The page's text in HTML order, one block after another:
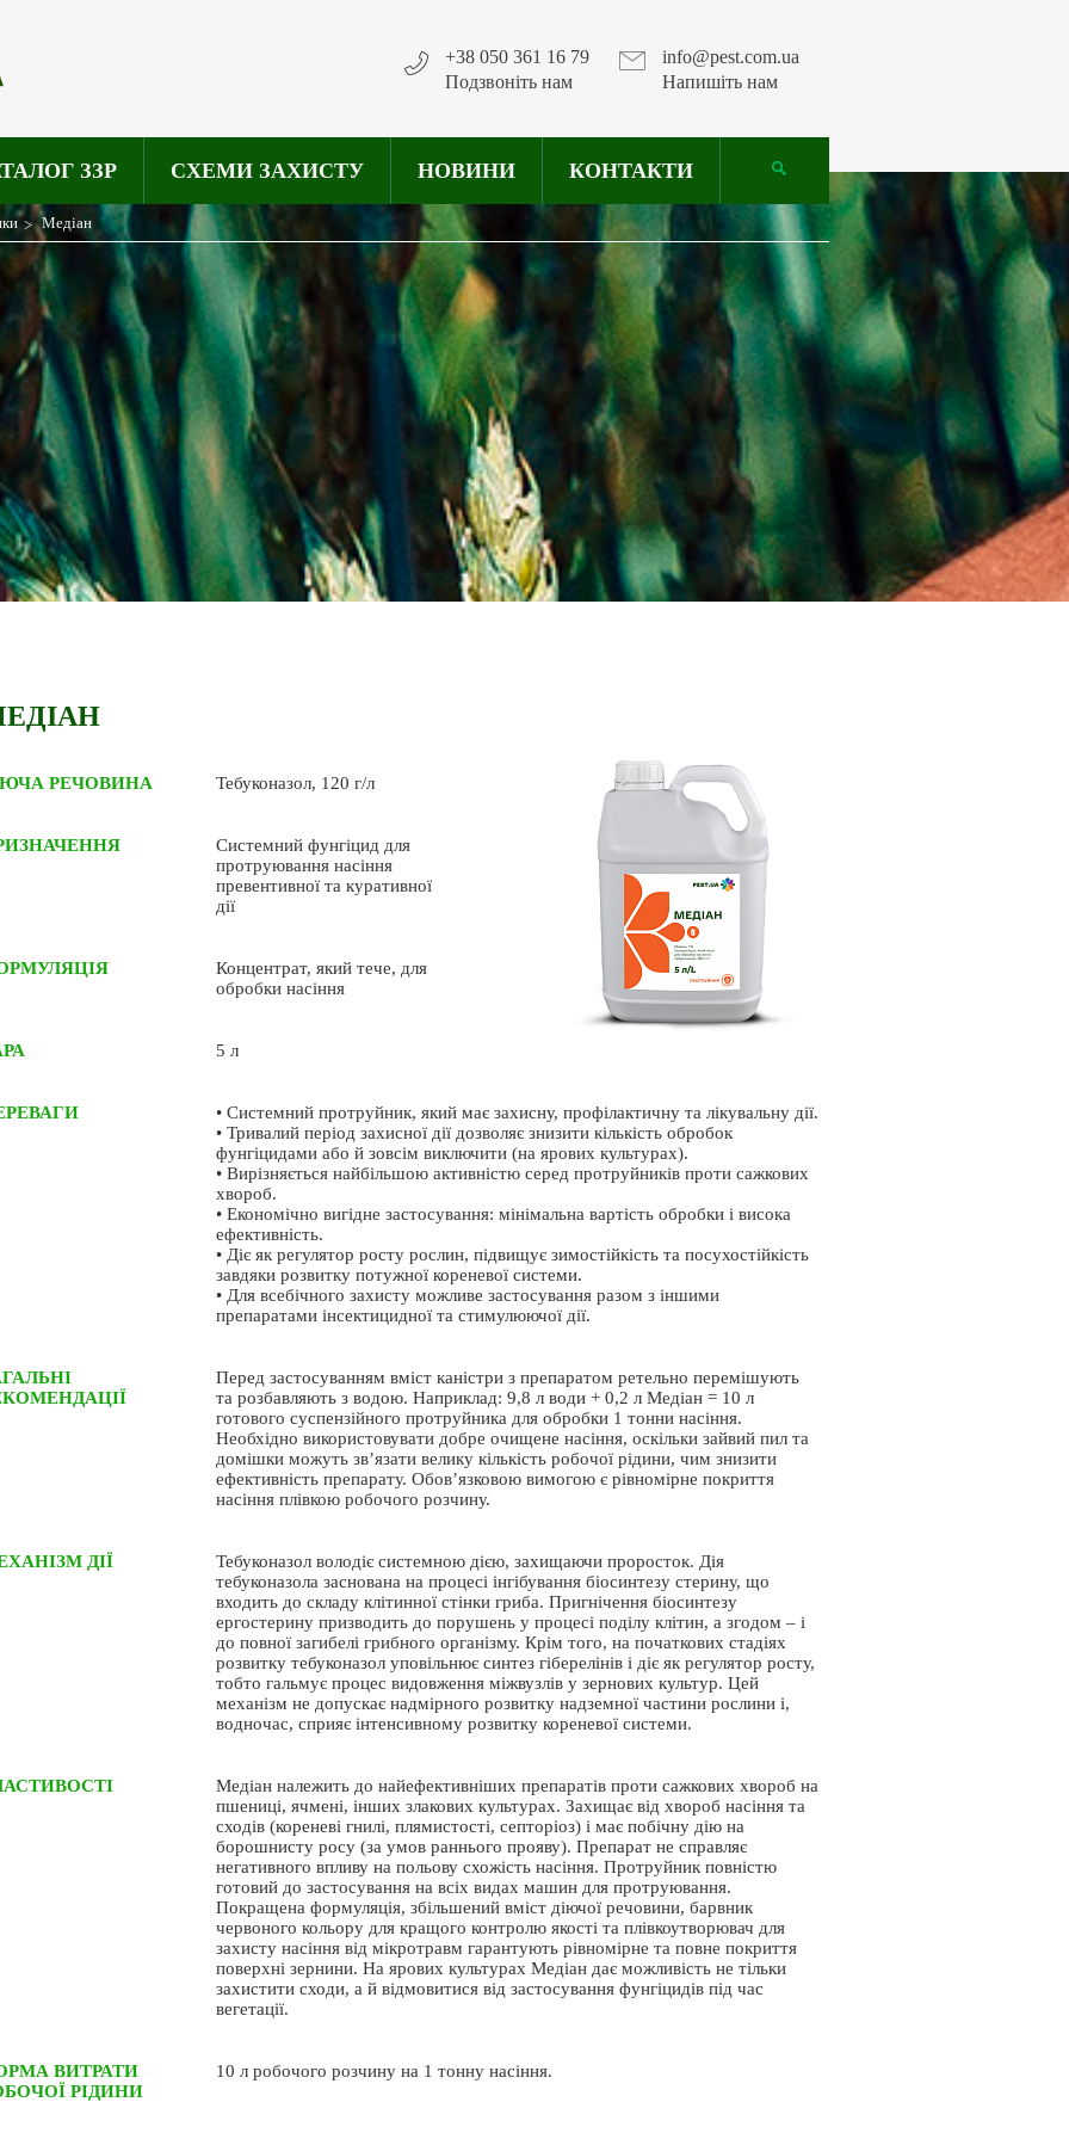
+38 050 361 16 79
Подзвоніть нам
info@pest.com.ua
Напишіть нам
ЗЗР СХЕМИ ЗАХИСТУ НОВИНИ КОНТАКТИ
> Медіан
РЕЧОВИНА Тебуконазол, 120 г/л
Системний фунгіцид для
протруювання насіння
превентивної та куративної
дії
Концентрат, який тече, для
обробки насіння
5 л
• Системний протруйник, який має захисну, профілактичну та лікувальну дії.
• Тривалий період захисної дії дозволяє знизити кількість обробок
фунгіцидами або й зовсім виключити (на ярових культурах).
• Вирізняється найбільшою активністю серед протруйників проти сажкових
хвороб.
• Економічно вигідне застосування: мінімальна вартість обробки і висока
ефективність.
• Діє як регулятор росту рослин, підвищує зимостійкість та посухостійкість
завдяки розвитку потужної кореневої системи.
• Для всебічного захисту можливе застосування разом з іншими
препаратами інсектицидної та стимулюючої дії.
Перед застосуванням вміст каністри з препаратом ретельно перемішують
та розбавляють з водою. Наприклад: 9,8 л води + 0,2 л Медіан = 10 л
готового суспензійного протруйника для обробки 1 тонни насіння.
Необхідно використовувати добре очищене насіння, оскільки зайвий пил та
домішки можуть зв’язати велику кількість робочої рідини, чим знизити
ефективність препарату. Обов’язковою вимогою є рівномірне покриття
насіння плівкою робочого розчину.
ДІЇ
Тебуконазол володіє системною дією, захищаючи проросток. Дія
тебуконазола заснована на процесі інгібування біосинтезу стерину, що
входить до складу клітинної стінки гриба. Пригнічення біосинтезу
ергостерину призводить до порушень у процесі поділу клітин, а згодом – і
до повної загибелі грибного організму. Крім того, на початкових стадіях
розвитку тебуконазол уповільнює синтез гіберелінів і діє як регулятор росту,
тобто гальмує процес видовження міжвузлів у зернових культур. Цей
механізм не допускає надмірного розвитку надземної частини рослини і,
водночас, сприяє інтенсивному розвитку кореневої системи.
Медіан належить до найефективніших препаратів проти сажкових хвороб на
пшениці, ячмені, інших злакових культурах. Захищає від хвороб насіння та
сходів (кореневі гнилі, плямистості, септоріоз) і має побічну дію на
борошнисту росу (за умов раннього прояву). Препарат не справляє
негативного впливу на польову схожість насіння. Протруйник повністю
готовий до застосування на всіх видах машин для протруювання.
Покращена формуляція, збільшений вміст діючої речовини, барвник
червоного кольору для кращого контролю якості та плівкоутворювач для
захисту насіння від мікротравм гарантують рівномірне та повне покриття
поверхні зернини. На ярових культурах Медіан дає можливість не тільки
захистити сходи, а й відмовитися від застосування фунгіцидів під час
вегетації.
ВИТРАТИ
РІДИНИ
10 л робочого розчину на 1 тонну насіння.